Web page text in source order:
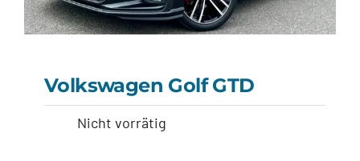
Volkswagen Golf GTD
Nicht vorrätig